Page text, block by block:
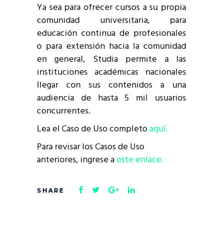
Ya sea para ofrecer cursos a su propia
comunidad universitaria, para
educación continua de profesionales
o para extensión hacia la comunidad
en general, Studia permite a las
instituciones académicas nacionales
llegar con sus contenidos a una
audiencia de hasta 5 mil usuarios
concurrentes.
Lea el Caso de Uso completoaquí.
Para revisar los Casos de Uso
anteriores, ingrese aeste enlace.